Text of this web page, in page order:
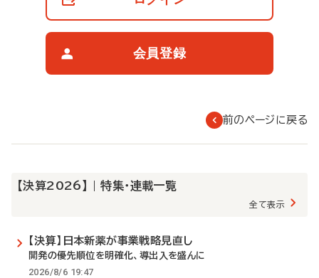
会員登録
前のページに戻る
【決算2026】 | 特集・連載一覧
全て表示
【決算】日本新薬が事業戦略見直し
開発の優先順位を明確化、導出入を盛んに
2026/8/6 19:47